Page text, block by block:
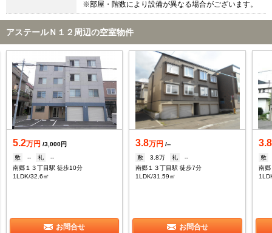
※部屋・階数により設備が異なる場合がございます。
アステールＮ１２周辺の空室物件
5.2万円 /3,000円
敷
-- 礼
--
南郷１３丁目駅 徒歩10分
1LDK/32.6㎡
お問合せ
3.8万円 /--
敷
3.8万 礼
--
南郷１３丁目駅 徒歩7分
1LDK/31.59㎡
お問合せ
3.8
敷
南郷